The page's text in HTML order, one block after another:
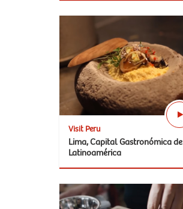
Visit Peru
Lima, Capital Gastronómica de
Latinoamérica